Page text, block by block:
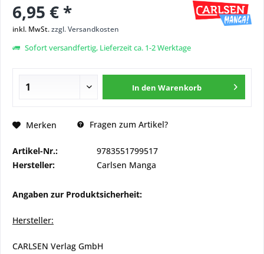
6,95 € *
inkl. MwSt.zzgl. Versandkosten
Sofort versandfertig, Lieferzeit ca. 1-2 Werktage
In den Warenkorb
Merken Fragen zum Artikel?
Artikel-Nr.:
9783551799517
Hersteller:
Carlsen Manga
Angaben zur Produktsicherheit:
Hersteller:
CARLSEN Verlag GmbH